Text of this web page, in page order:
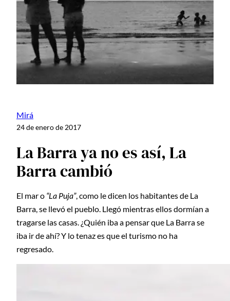
Mirá
24 de enero de 2017
La Barra ya no es así, La
Barra cambió
El mar o “La Puja”, como le dicen los habitantes de La
Barra, se llevó el pueblo. Llegó mientras ellos dormían a
tragarse las casas. ¿Quién iba a pensar que La Barra se
iba ir de ahí? Y lo tenaz es que el turismo no ha
regresado.